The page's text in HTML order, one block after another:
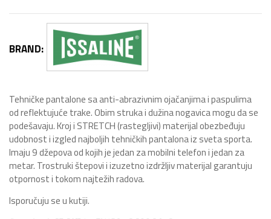
BRAND:
Tehničke pantalone sa anti-abrazivnim ojačanjima i paspulima
od reflektujuće trake. Obim struka i dužina nogavica mogu da se
podešavaju. Kroj i STRETCH (rastegljivi) materijal obezbeđuju
udobnost i izgled najboljih tehničkih pantalona iz sveta sporta.
Imaju 9 džepova od kojih je jedan za mobilni telefon i jedan za
metar. Trostruki štepovi i izuzetno izdržljiv materijal garantuju
otpornost i tokom najtežih radova.
Isporučuju se u kutiji.